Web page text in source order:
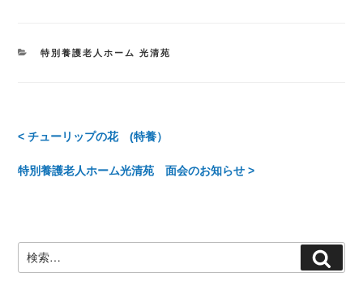
カ
特別養護老人ホーム 光清苑
投
稿
ビ
ゲ
< チューリップの花 (特養）
特別養護老人ホーム光清苑 面会のお知らせ >
索